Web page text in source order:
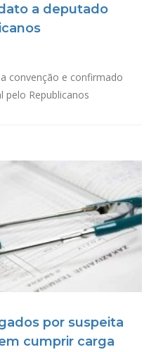
a deputado
convenção e confirmado
pelo Republicanos
por suspeita
cumprir carga